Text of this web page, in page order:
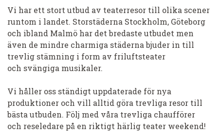
Vi har ett stort utbud av teaterresor till olika scener
runtom i landet. Storstäderna Stockholm, Göteborg
och ibland Malmö har det bredaste utbudet men
även de mindre charmiga städerna bjuder in till
trevlig stämning i form av friluftsteater
och svängiga musikaler.
Vi håller oss ständigt uppdaterade för nya
produktioner och vill alltid göra trevliga resor till
bästa utbuden. Följ med våra trevliga chaufförer
och reseledare på en riktigt härlig teater weekend!